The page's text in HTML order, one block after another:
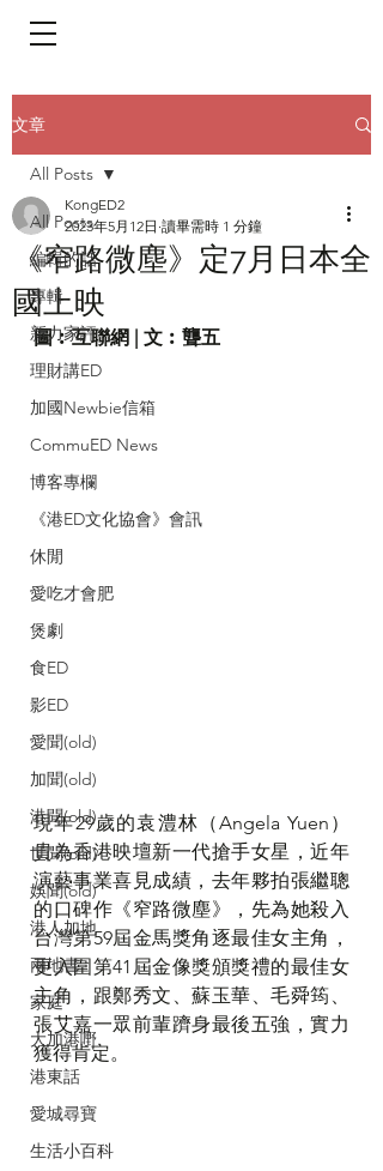
文章
All Posts
編輯的話
專輯
新力家評
理財講ED
加國Newbie信箱
CommuED News
博客專欄
《港ED文化協會》會訊
休閒
愛吃才會肥
煲劇
食ED
影ED
愛聞(old)
加聞(old)
港聞(old)
世聞(old)
娛聞(old)
港人加地
兩地書
家庭
大加港嘢
港東話
愛城尋寶
生活小百科
All Posts
《窄路微塵》定7月日本全
國上映
KongED2
2023年5月12日 讀畢需時 1 分鐘
圖︰互聯網 | 文︰聾五
現年29歲的袁澧林（Angela Yuen）
貴為香港映壇新一代搶手女星，近年
演藝事業喜見成績，去年夥拍張繼聰
的口碑作《窄路微塵》，先為她殺入
台灣第59屆金馬獎角逐最佳女主角，
更入圍第41屆金像獎頒獎禮的最佳女
主角，跟鄭秀文、蘇玉華、毛舜筠、
張艾嘉一眾前輩躋身最後五強，實力
獲得肯定。